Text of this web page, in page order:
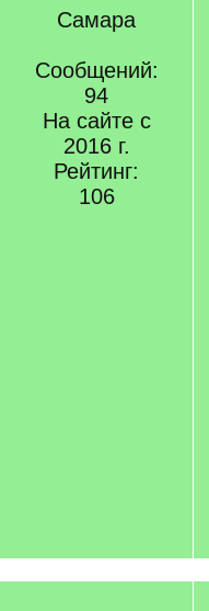
Самара
Сообщений:
94
На сайте с
2016 г.
Рейтинг:
106